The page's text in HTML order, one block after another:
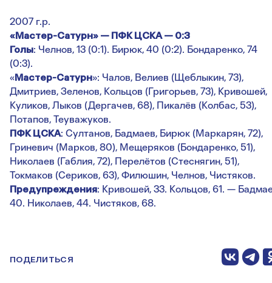
2007 г.р.
«Мастер-Сатурн» — ПФК ЦСКА — 0:3
Голы: Челнов, 13 (0:1). Бирюк, 40 (0:2). Бондаренко, 74
(0:3).
«Мастер-Сатурн»: Чалов, Велиев (Щеблыкин, 73),
Дмитриев, Зеленов, Кольцов (Григорьев, 73), Кривошей,
Куликов, Лыков (Дергачев, 68), Пикалёв (Колбас, 53),
Потапов, Теуважуков.
ПФК ЦСКА: Султанов, Бадмаев, Бирюк (Маркарян, 72),
Гриневич (Марков, 80), Мещеряков (Бондаренко, 51),
Николаев (Габлия, 72), Перелётов (Стеснягин, 51),
Токмаков (Сериков, 63), Филюшин, Челнов, Чистяков.
Предупреждения: Кривошей, 33. Кольцов, 61. —
40. Николаев, 44. Чистяков, 68.
ПОДЕЛИТЬСЯ